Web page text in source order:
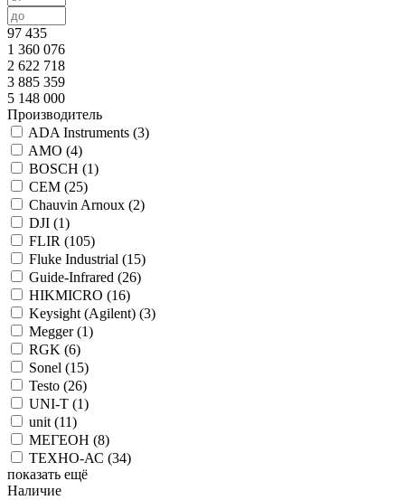
97 435
1 360 076
2 622 718
3 885 359
5 148 000
Производитель
ADA Instruments (3)
AMO (4)
BOSCH (1)
CEM (25)
Chauvin Arnoux (2)
DJI (1)
FLIR (105)
Fluke Industrial (15)
Guide-Infrared (26)
HIKMICRO (16)
Keysight (Agilent) (3)
Megger (1)
RGK (6)
Sonel (15)
Testo (26)
UNI-T (1)
unit (11)
МЕГЕОН (8)
ТЕХНО-АС (34)
показать ещё
Наличие